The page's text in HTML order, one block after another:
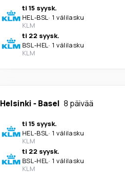
ti 15 syysk.
HEL-BSL· 1 välilasku
KLM
ti 22 syysk.
BSL-HEL· 1 välilasku
KLM
Helsinki - Basel 8 päivää
ti 15 syysk.
HEL-BSL· 1 välilasku
KLM
ti 22 syysk.
BSL-HEL· 1 välilasku
KLM